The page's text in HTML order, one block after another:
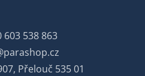
603 538 863
Přelouč 535 01